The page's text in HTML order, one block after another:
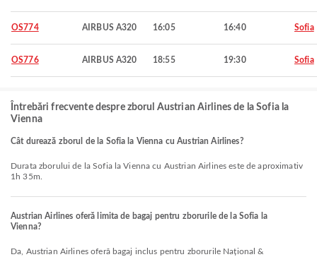
OS774 AIRBUS A320 16:05 16:40 Sofia
OS776 AIRBUS A320 18:55 19:30 Sofia
Întrebări frecvente despre zborul Austrian Airlines de la Sofia la
Vienna
Cât durează zborul de la Sofia la Vienna cu Austrian Airlines?
Durata zborului de la Sofia la Vienna cu Austrian Airlines este de aproximativ
1h 35m.
Austrian Airlines oferă limita de bagaj pentru zborurile de la Sofia la
Vienna?
Da, Austrian Airlines oferă bagaj inclus pentru zborurile Național &